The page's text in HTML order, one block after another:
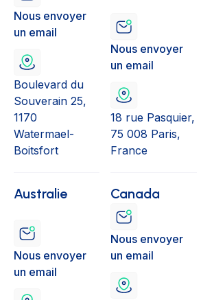
Nous envoyer
un email
Boulevard du
Souverain 25,
1170
Watermael-
Boitsfort
Nous envoyer
un email
18 rue Pasquier,
75 008 Paris,
France
Australie
Nous envoyer
un email
Canada
Nous envoyer
un email